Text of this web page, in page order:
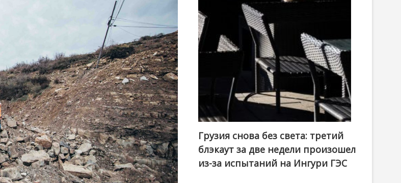
Грузия снова без света: третий
блэкаут за две недели произошел
из-за испытаний на Ингури ГЭС